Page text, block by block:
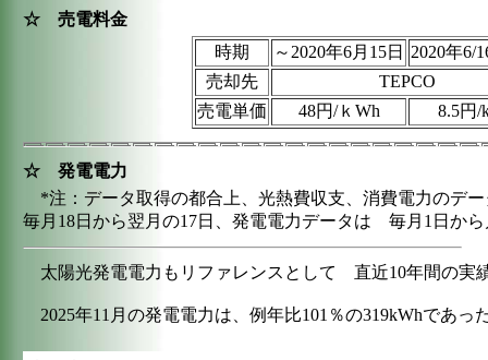
☆ 売電料金
時期
～2020年6月15日
2020年6/
売却先
TEPCO
売電単価
48円/ｋWh 8.5円/
☆ 発電電力
*注：データ取得の都合上、光熱費収支、消費電力のデ
毎月18日から翌月の17日、発電電力データは 毎月1日か
太陽光発電電力もリファレンスとして 直近10年間の実
2025年11月の発電電力は、例年比101％の319kWhであ